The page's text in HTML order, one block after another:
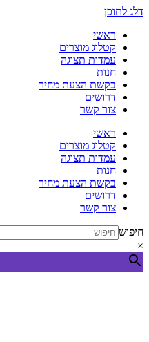
דלג לתוכן
ראשי
קטלוג מוצרים
עמדות תצוגה
חנות
בקשת הצעת מחיר
דרושים
צור קשר
ראשי
קטלוג מוצרים
עמדות תצוגה
חנות
בקשת הצעת מחיר
דרושים
צור קשר
חיפוש
×